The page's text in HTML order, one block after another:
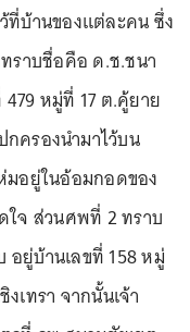
ที่บ้านของแต่ละคน ซึ่ง
ราบชื่อคือ ด.ช.ชนา
หมู่ที่ 17 ต.คู้ยาย
ครองนำมาไว้บน
มอยู่ในอ้อมกอดของ
จ ส่วนศพที่ 2 ทราบ
ยู่บ้านเลขที่ 158 หมู่
เทรา จากนั้นเจ้า